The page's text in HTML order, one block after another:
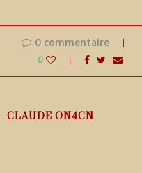
0 commentaire
0
CLAUDE ON4CN